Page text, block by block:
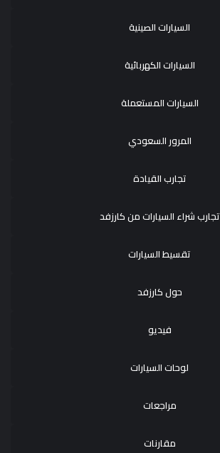
السيارات الصينية
السيارات الكهربائية
السيارات المستعملة
المرور السعودي
تجارب القيادة
تجارب شراء السيارات من كارزفد
تقسيط السيارات
حول كارزفد
فيديو
لوحات السيارات
مراجعات
مقارنات